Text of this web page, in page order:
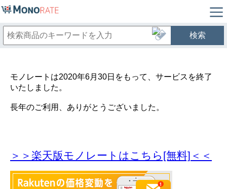
検索
モノレートは2020年6月30日をもって、サービスを終了
いたしました。
長年のご利用、ありがとうございました。
＞＞楽天版モノレートはこちら[無料]＜＜